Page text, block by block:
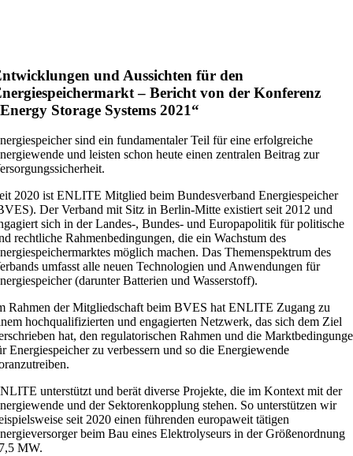
und Aussichten für den
– Bericht von der Konferenz
Storage Systems 2021“
sind ein fundamentaler Teil für eine erfolgreiche
und leisten schon heute einen zentralen Beitrag zur
2020 ist ENLITE Mitglied beim Bundesverband Energiespeicher
Der Verband mit Sitz in Berlin-Mitte existiert seit 2012 und
sich in der Landes-, Bundes- und Europapolitik für politische
rechtliche Rahmenbedingungen, die ein Wachstum des
möglich machen. Das Themenspektrum des
umfasst alle neuen Technologien und Anwendungen für
(darunter Batterien und Wasserstoff).
Rahmen der Mitgliedschaft beim BVES hat ENLITE Zugang zu
hochqualifizierten und engagierten Netzwerk, das sich dem Ziel
hat, den regulatorischen Rahmen und die
Energiespeicher zu verbessern und so die Energiewende
unterstützt und berät diverse Projekte, die im Kontext mit der
und der Sektorenkopplung stehen. So unterstützen wir
seit 2020 einen führenden europaweit tätigen
beim Bau eines Elektrolyseurs in der Größenordnung
MW.